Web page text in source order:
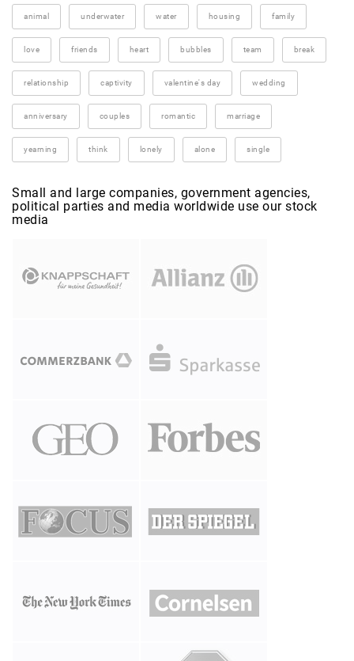
animal underwater water housing family
love friends heart bubbles team break
relationship captivity valentine's day wedding
anniversary couples romantic marriage
yearning think lonely alone single
Small and large companies, government agencies,
political parties and media worldwide use our stock
media